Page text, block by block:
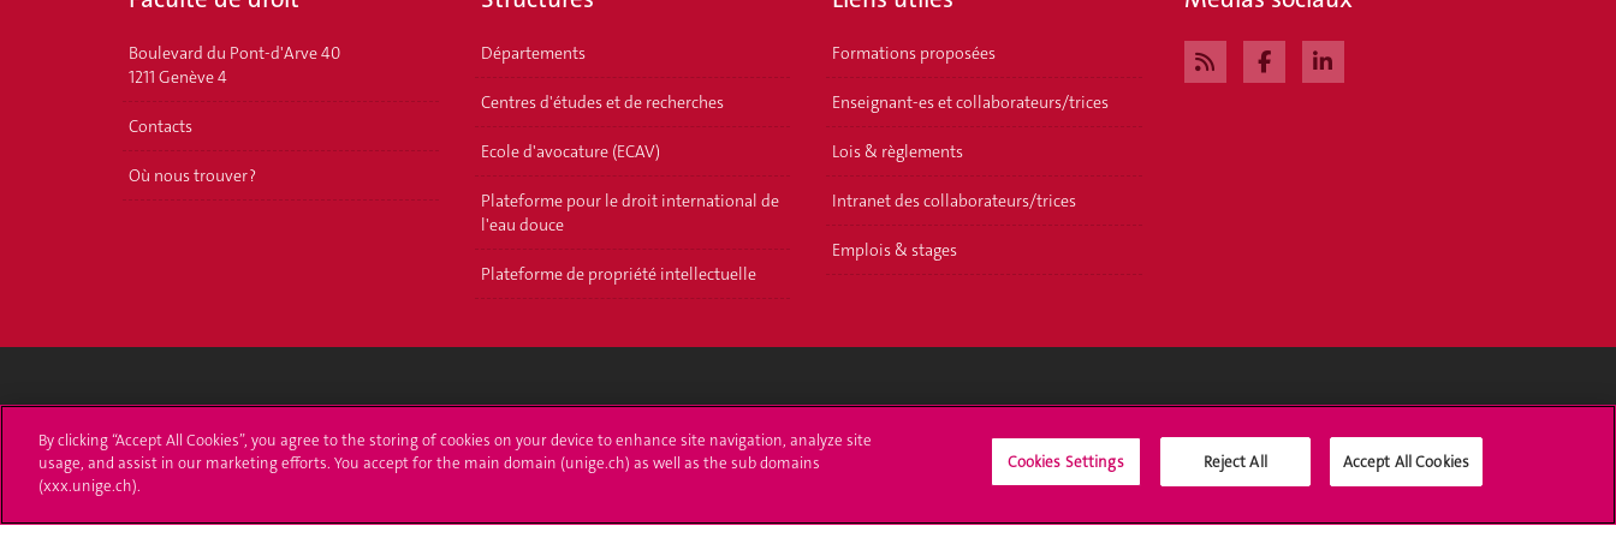
Boulevard du Pont-d'Arve 40
1211 Genève 4
Contacts
Où nous trouver ?
Départements
Centres d'études et de recherches
Ecole d'avocature (ECAV)
Plateforme pour le droit international de
l'eau douce
Plateforme de propriété intellectuelle
Formations proposées
Enseignant-es et collaborateurs/trices
Lois & règlements
Intranet des collaborateurs/trices
Emplois & stages
Université de Genève
24 rue du Général-Dufour
T. +41 (0)22 379 71 11
S'inscrire à l'UNIGE
Immatriculations
Démarches administratives
L'UNIGE vous informe
Médias
By clicking “Accept All Cookies”, you agree to the storing of cookies on your device to enhance site navigation, analyze site
usage, and assist in our marketing efforts. You accept for the main domain (unige.ch) as well as the sub domains
(xxx.unige.ch).
Cookies Settings Reject All Accept All Cookies